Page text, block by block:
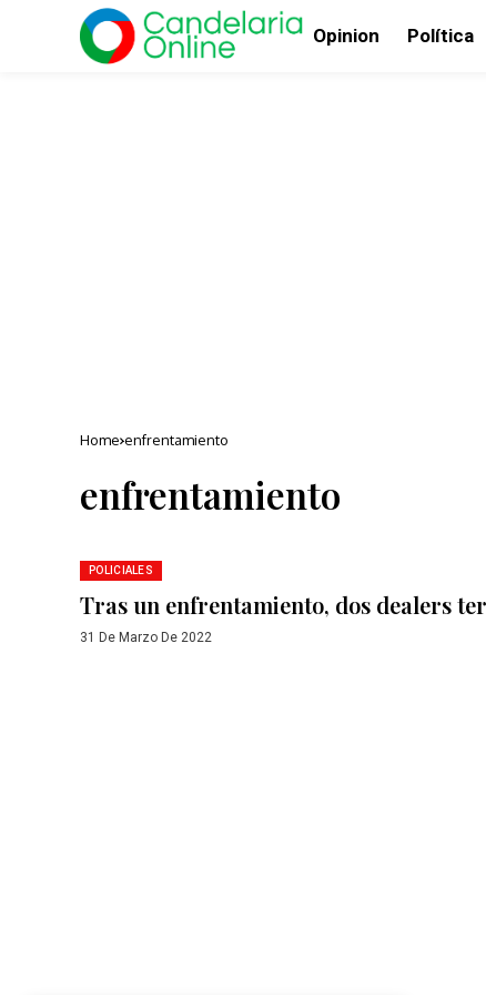
Opinion Política
Home enfrentamiento
enfrentamiento
POLICIALES
Tras un enfrentamiento, dos dealers
31 De Marzo De 2022